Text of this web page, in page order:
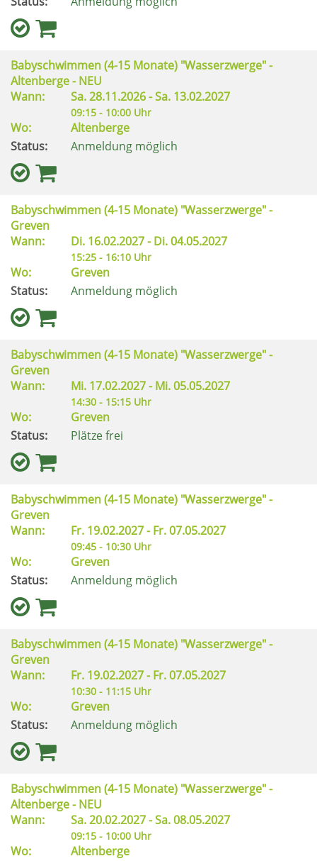
Babyschwimmen (4-15 Monate) "Wasserzwerge" -
Altenberge - NEU
Wann:
Sa.28.11.2026 -Sa. 13.02.2027
09:15 - 10:00 Uhr
Wo:
Altenberge
Status:
Anmeldung möglich
Babyschwimmen (4-15 Monate) "Wasserzwerge" -
Greven
Wann:
Di. 16.02.2027 -Di.04.05.2027
15:25 - 16:10 Uhr
Wo:
Greven
Status:
Anmeldung möglich
Babyschwimmen (4-15 Monate) "Wasserzwerge" -
Greven
Wann:
Mi. 17.02.2027 -Mi.05.05.2027
14:30 - 15:15 Uhr
Wo:
Greven
Status:
Plätze frei
Babyschwimmen (4-15 Monate) "Wasserzwerge" -
Greven
Wann:
Fr. 19.02.2027 -Fr.07.05.2027
09:45 - 10:30 Uhr
Wo:
Greven
Status:
Anmeldung möglich
Babyschwimmen (4-15 Monate) "Wasserzwerge" -
Greven
Wann:
Fr. 19.02.2027 -Fr.07.05.2027
10:30 - 11:15 Uhr
Wo:
Greven
Status:
Anmeldung möglich
Babyschwimmen (4-15 Monate) "Wasserzwerge" -
Altenberge - NEU
Wann:
Sa.20.02.2027 -Sa.08.05.2027
09:15 - 10:00 Uhr
Wo:
Altenberge